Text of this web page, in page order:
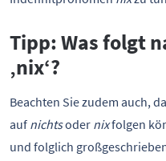
Tipp: Was folgt
‚nix‘?
Beachten Sie zudem auch,
auf nichtsoder nixfolgen
und folglich